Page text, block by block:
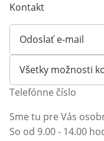
Kontakt
Odoslať e-mail
Otvorí e-mailového
Všetky možnosti
Telefónne číslo
Sme tu pre Vás
So od 9.00 - 14.00